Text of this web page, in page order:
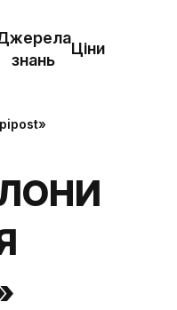
знань
Ціни